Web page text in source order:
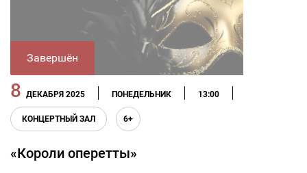
Завершён
8 ДЕКАБРЯ 2025 ПОНЕДЕЛЬНИК 13:00
КОНЦЕРТНЫЙ ЗАЛ 6+
«Короли оперетты»